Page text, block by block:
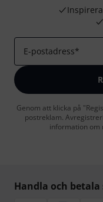
E-postadress*
Genom att klicka på
postreklam.
information om
Handla och